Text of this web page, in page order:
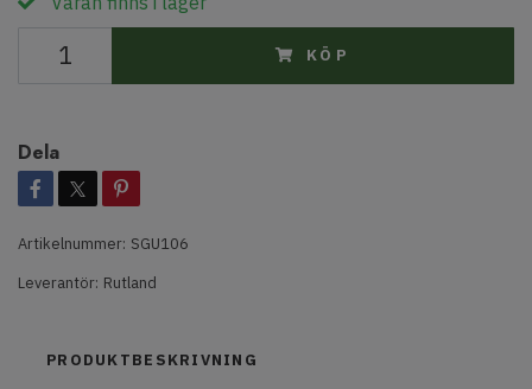
KÖP
Dela
Artikelnummer: SGU106
Leverantör: Rutland
PRODUKTBESKRIVNING